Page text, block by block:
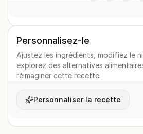
Personnalisez-le
Ajustez les ingrédients, modifiez le
explorez des alternatives
réimaginer cette recette.
Personnaliser la recette